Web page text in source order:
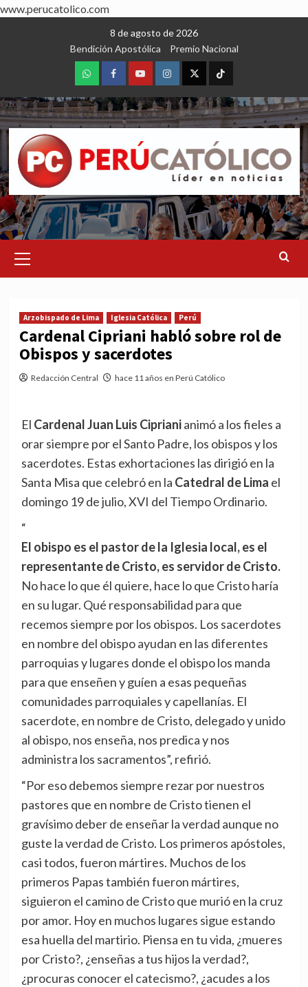
www.perucatolico.com
8 de agosto de 2026
Bendición Apostólica
Premio Nacional
WhatsAppFacebookYoutubeInstagram
X TikTok
Menu
Arzobispado de Lima Iglesia Católica Perú
Cardenal Cipriani habló sobre rol de
Obispos y sacerdotes
Redacción Central hace 11 años en Perú Católico
El Cardenal Juan Luis Ciprianianimó a los fieles a
orar siempre por el Santo Padre, los obispos y los
sacerdotes. Estas exhortaciones las dirigió en la
Santa Misa que celebró en la Catedral de Lima el
domingo 19 de julio, XVI del Tiempo Ordinario.
“
El obispo es el pastor de la Iglesia local, es el
representante de Cristo, es servidor de Cristo.
No hace lo que él quiere, hace lo que Cristo haría
en su lugar. Qué responsabilidad para que
recemos siempre por los obispos. Los sacerdotes
en nombre del obispo ayudan en las diferentes
parroquias y lugares donde el obispo los manda
para que enseñen y guíen a esas pequeñas
comunidades parroquiales y capellanías. El
sacerdote, en nombre de Cristo, delegado y unido
al obispo, nos enseña, nos predica y nos
administra los sacramentos”, refirió.
“Por eso debemos siempre rezar por nuestros
pastores que en nombre de Cristo tienen el
gravísimo deber de enseñar la verdad aunque no
guste la verdad de Cristo. Los primeros apóstoles,
casi todos, fueron mártires. Muchos de los
primeros Papas también fueron mártires,
siguieron el camino de Cristo que murió en la cruz
por amor. Hoy en muchos lugares sigue estando
esa huella del martirio. Piensa en tu vida, ¿mueres
por Cristo?, ¿enseñas a tus hijos la verdad?,
¿procuras conocer el catecismo?, ¿acudes a los